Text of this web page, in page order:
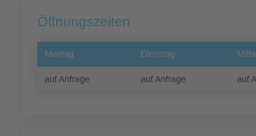
Öffnungszeiten
Montag Dienstag
auf Anfrage auf Anfrage auf